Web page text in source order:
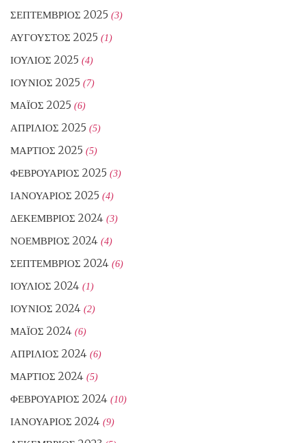
ΣΕΠΤΈΜΒΡΙΟΣ 2025 (3)
ΑΎΓΟΥΣΤΟΣ 2025 (1)
ΙΟΎΛΙΟΣ 2025 (4)
ΙΟΎΝΙΟΣ 2025 (7)
ΜΆΙΟΣ 2025 (6)
ΑΠΡΊΛΙΟΣ 2025 (5)
ΜΆΡΤΙΟΣ 2025 (5)
ΦΕΒΡΟΥΆΡΙΟΣ 2025 (3)
ΙΑΝΟΥΆΡΙΟΣ 2025 (4)
ΔΕΚΈΜΒΡΙΟΣ 2024 (3)
ΝΟΈΜΒΡΙΟΣ 2024 (4)
ΣΕΠΤΈΜΒΡΙΟΣ 2024 (6)
ΙΟΎΛΙΟΣ 2024 (1)
ΙΟΎΝΙΟΣ 2024 (2)
ΜΆΙΟΣ 2024 (6)
ΑΠΡΊΛΙΟΣ 2024 (6)
ΜΆΡΤΙΟΣ 2024 (5)
ΦΕΒΡΟΥΆΡΙΟΣ 2024 (10)
ΙΑΝΟΥΆΡΙΟΣ 2024 (9)